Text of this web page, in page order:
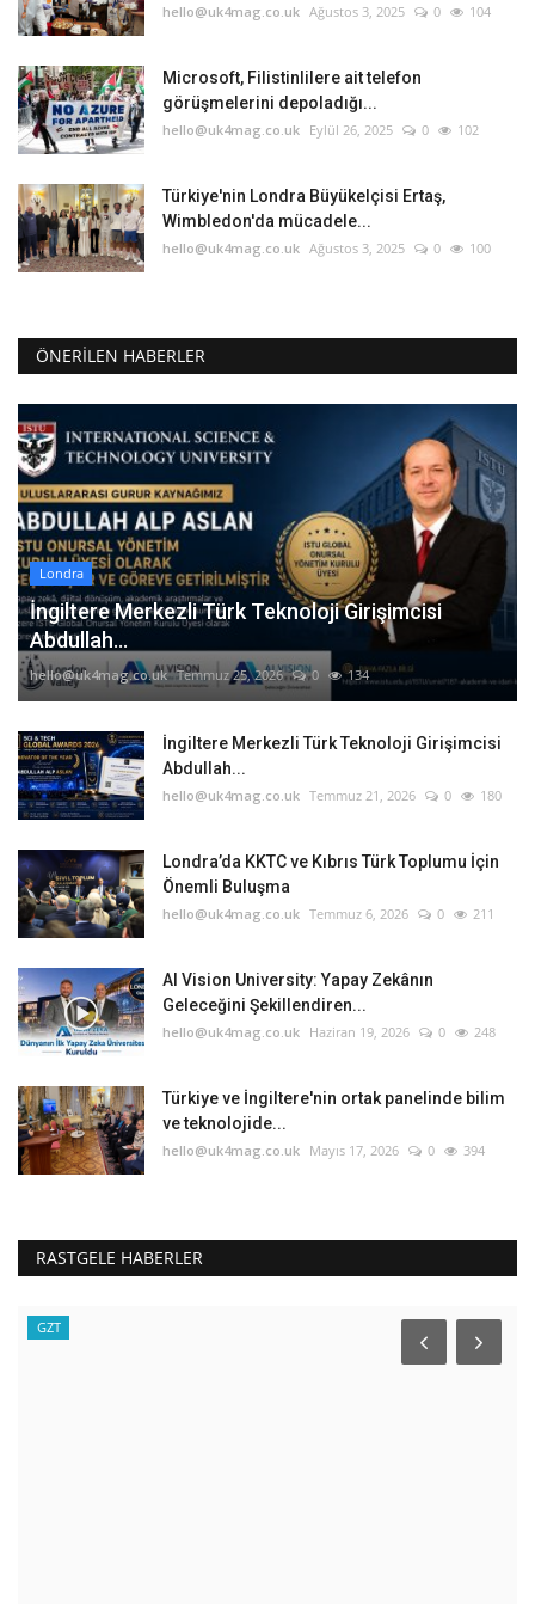
hello@uk4mag.co.uk Ağustos 3, 2025 0 104
Microsoft, Filistinlilere ait telefon
görüşmelerini depoladığı...
hello@uk4mag.co.uk Eylül 26, 2025 0 102
Türkiye'nin Londra Büyükelçisi Ertaş,
Wimbledon'da mücadele...
hello@uk4mag.co.uk Ağustos 3, 2025 0 100
ÖNERILEN HABERLER
Londra
İngiltere Merkezli Türk Teknoloji Girişimcisi
Abdullah...
hello@uk4mag.co.uk Temmuz 25, 2026 0 134
İngiltere Merkezli Türk Teknoloji Girişimcisi
Abdullah...
hello@uk4mag.co.uk Temmuz 21, 2026 0 180
Londra’da KKTC ve Kıbrıs Türk Toplumu İçin
Önemli Buluşma
hello@uk4mag.co.uk Temmuz 6, 2026 0 211
AI Vision University: Yapay Zekânın
Geleceğini Şekillendiren...
hello@uk4mag.co.uk Haziran 19, 2026 0 248
Türkiye ve İngiltere'nin ortak panelinde bilim
ve teknolojide...
hello@uk4mag.co.uk Mayıs 17, 2026 0 394
RASTGELE HABERLER
Sağlık